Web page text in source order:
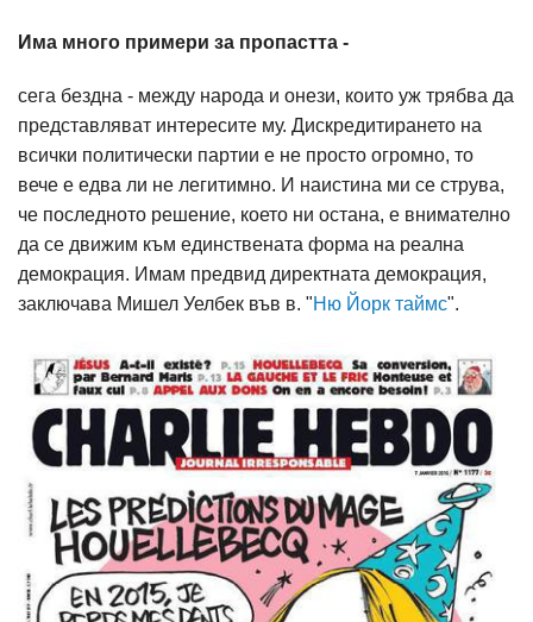
Има много примери за пропастта -
сега бездна - между народа и онези, които уж трябва да
представляват интересите му. Дискредитирането на
всички политически партии е не просто огромно, то
вече е едва ли не легитимно. И наистина ми се струва,
че последното решение, което ни остана, е внимателно
да се движим към единствената форма на реална
демокрация. Имам предвид директната демокрация,
заключава Мишел Уелбек във в. "Ню Йорк таймс".